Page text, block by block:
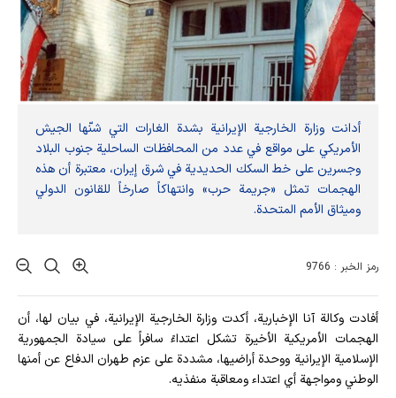
أدانت وزارة الخارجية الإيرانية بشدة الغارات التي شنّها الجيش
الأمريكي على مواقع في عدد من المحافظات الساحلية جنوب البلاد
وجسرين على خط السكك الحديدية في شرق إيران، معتبرة أن هذه
الهجمات تمثل «جريمة حرب» وانتهاكاً صارخاً للقانون الدولي
وميثاق الأمم المتحدة.
رمز الخبر : 9766
أفادت وکالة آنا الإخباریة، أكدت وزارة الخارجية الإيرانية، في بيان لها، أن
الهجمات الأمريكية الأخيرة تشكل اعتداءً سافراً على سيادة الجمهورية
الإسلامية الإيرانية ووحدة أراضيها، مشددة على عزم طهران الدفاع عن أمنها
الوطني ومواجهة أي اعتداء ومعاقبة منفذيه.